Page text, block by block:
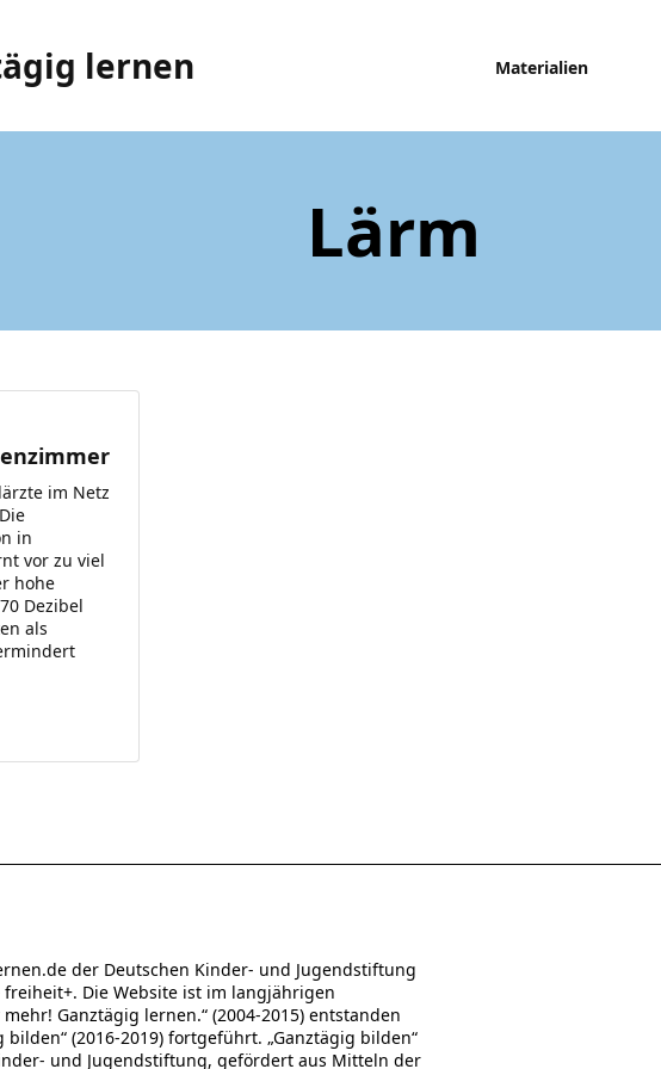
lernen Materialien
Lärm
im Netz
in
vor zu viel
hohe
Dezibel
als
der Deutschen Kinder- und Jugendstiftung
Die Website ist im langjährigen
Ganztägig lernen.“ (2004-2015) entstanden
(2016-2019) fortgeführt. „Ganztägig bilden“
und Jugendstiftung, gefördert aus Mitteln der